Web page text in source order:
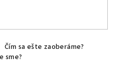
Čím sa ešte zaoberáme?
sme?